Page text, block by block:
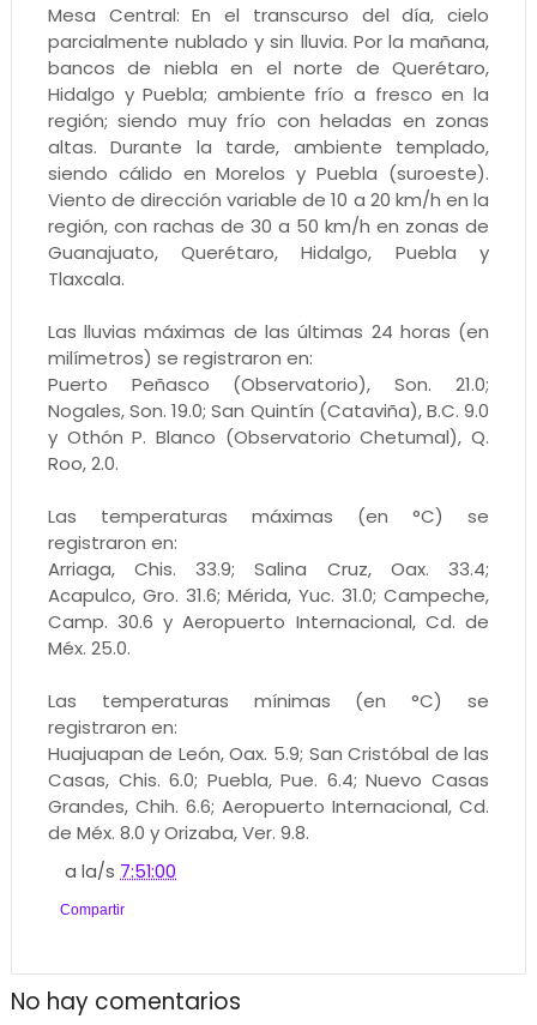
Mesa Central: En el transcurso del día, cielo
parcialmente nublado y sin lluvia. Por la mañana,
bancos de niebla en el norte de Querétaro,
Hidalgo y Puebla; ambiente frío a fresco en la
región; siendo muy frío con heladas en zonas
altas. Durante la tarde, ambiente templado,
siendo cálido en Morelos y Puebla (suroeste).
Viento de dirección variable de 10 a 20 km/h en la
región, con rachas de 30 a 50 km/h en zonas de
Guanajuato, Querétaro, Hidalgo, Puebla y
Tlaxcala.
Las lluvias máximas de las últimas 24 horas (en
milímetros) se registraron en:
Puerto Peñasco (Observatorio), Son. 21.0;
Nogales, Son. 19.0; San Quintín (Cataviña), B.C. 9.0
y Othón P. Blanco (Observatorio Chetumal), Q.
Roo, 2.0.
Las temperaturas máximas (en °C) se
registraron en:
Arriaga, Chis. 33.9; Salina Cruz, Oax. 33.4;
Acapulco, Gro. 31.6; Mérida, Yuc. 31.0; Campeche,
Camp. 30.6 y Aeropuerto Internacional, Cd. de
Méx. 25.0.
Las temperaturas mínimas (en °C) se
registraron en:
Huajuapan de León, Oax. 5.9; San Cristóbal de las
Casas, Chis. 6.0; Puebla, Pue. 6.4; Nuevo Casas
Grandes, Chih. 6.6; Aeropuerto Internacional, Cd.
de Méx. 8.0 y Orizaba, Ver. 9.8.
a la/s 7:51:00
Compartir
No hay comentarios